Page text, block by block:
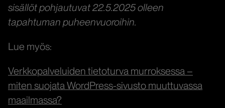
sisällöt pohjautuvat 22.5.2025 olleen
tapahtuman puheenvuoroihin.
Lue myös:
Verkkopalveluiden tietoturva murroksessa –
miten suojata WordPress-sivusto muuttuvassa
maailmassa?